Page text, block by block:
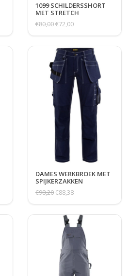
1099 SCHILDERSSHORT
MET STRETCH
€80,00€72,00
DAMES WERKBROEK MET
SPIJKERZAKKEN
€98,20€88,38